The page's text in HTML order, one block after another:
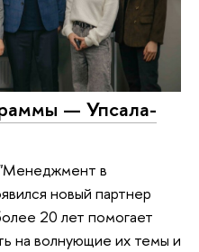
— Упсала-
в
новый партнер
20 лет помогает
на волнующие их темы и